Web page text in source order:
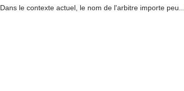
Dans le contexte actuel, le nom de l'arbitre importe peu...